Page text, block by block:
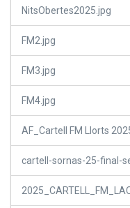
NitsObertes2025.jpg
FM2.jpg
FM3.jpg
FM4.jpg
AF_Cartell FM Llorts
cartell-sornas-25-final-